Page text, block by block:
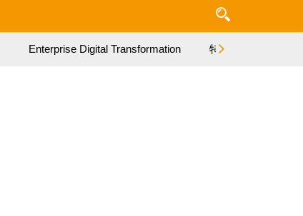
Enterprise Digital Transformation 特集